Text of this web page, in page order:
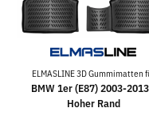
ELMASLINE 3D Gummimatten
BMW 1er (E87) 2003-2013 |
Hoher Rand